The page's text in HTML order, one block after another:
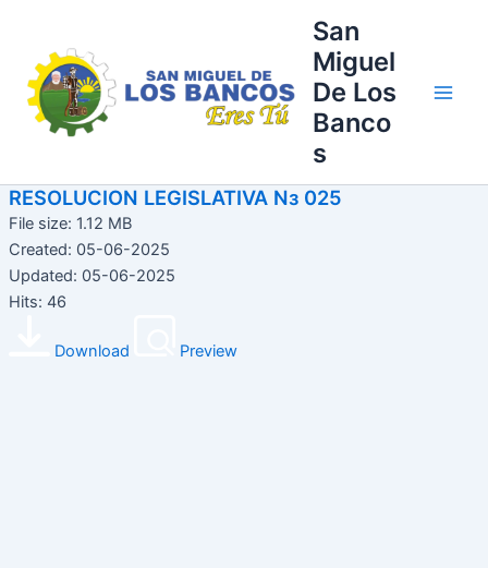
contenido
San
Miguel
De Los
Banco
s
RESOLUCION LEGISLATIVA Nз 025
File size: 1.12 MB
Created: 05-06-2025
Updated: 05-06-2025
Hits: 46
Download Preview